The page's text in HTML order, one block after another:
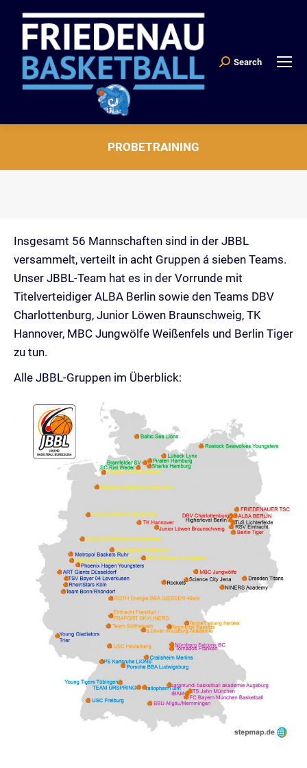
Search:
Search
PROBETRAINING
Insgesamt 56 Mannschaften sind in der JBBL
versammelt, verteilt in acht Gruppen á sieben Teams.
Unser JBBL-Team hat es in der Vorrunde mit
Titelverteidiger ALBA Berlin sowie den Teams DBV
Charlottenburg, Junior Löwen Braunschweig, TK
Hannover, MBC Jungwölfe Weißenfels und Berlin Tiger
zu tun.
Alle JBBL-Gruppen im Überblick: